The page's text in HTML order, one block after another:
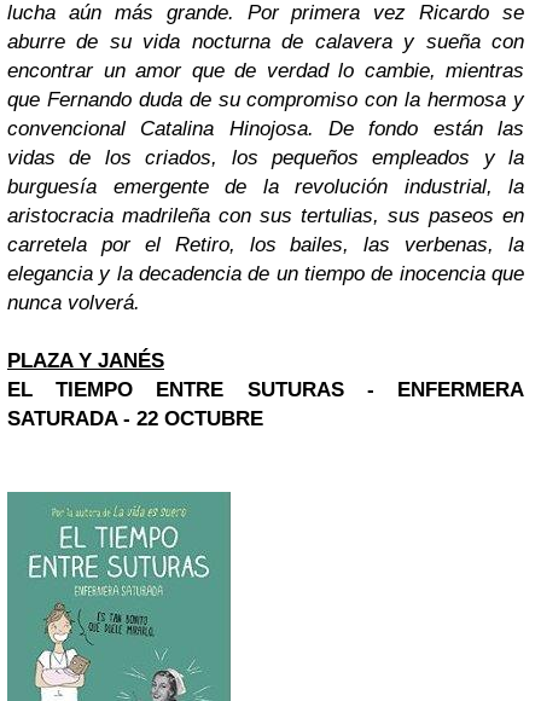
lucha aún más grande. Por primera vez Ricardo se
aburre de su vida nocturna de calavera y sueña con
encontrar un amor que de verdad lo cambie, mientras
que Fernando duda de su compromiso con la hermosa y
convencional Catalina Hinojosa. De fondo están las
vidas de los criados, los pequeños empleados y la
burguesía emergente de la revolución industrial, la
aristocracia madrileña con sus tertulias, sus paseos en
carretela por el Retiro, los bailes, las verbenas, la
elegancia y la decadencia de un tiempo de inocencia que
nunca volverá.
PLAZA Y JANÉS
EL TIEMPO ENTRE SUTURAS - ENFERMERA
SATURADA - 22 OCTUBRE